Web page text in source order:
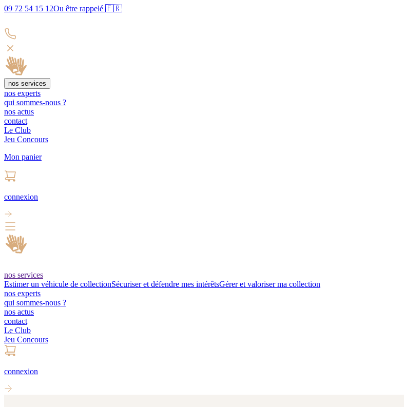
09 72 54 15 12Ou être rappelé 🇫🇷
nos services
nos experts
qui sommes-nous ?
nos actus
contact
Le Club
Jeu Concours
Mon panier
connexion
nos services
Estimer un véhicule de collectionSécuriser et défendre mes intérêtsGérer et valoriser ma collection
nos experts
qui sommes-nous ?
nos actus
contact
Le Club
Jeu Concours
connexion